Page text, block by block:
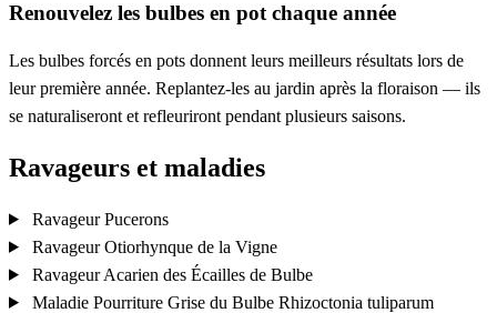
Renouvelez les bulbes en pot chaque année
Les bulbes forcés en pots donnent leurs meilleurs résultats lors de
leur première année. Replantez-les au jardin après la floraison — ils
se naturaliseront et refleuriront pendant plusieurs saisons.
Ravageurs et maladies
RavageurPucerons
RavageurOtiorhynque de la Vigne
RavageurAcarien des Écailles de Bulbe
Maladie Pourriture Grise du Bulbe Rhizoctonia tuliparum